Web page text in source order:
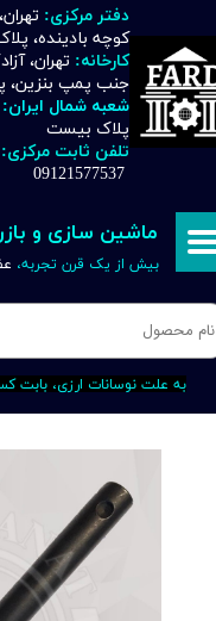
دفتر مرکزی:
کوچه بادینده،
کارخانه: تهران،
جنب پمپ بنزین،
شعبه شمال ایران:
پلاک بیست
تلفن ثابت مرکزی:
09121577537
ماشین سازی و
بیش از یک قرن تجربه،
حساب کاربری من
تغییر گذر واژه
خروج از حساب کاربری
به علت نوسانات ارزی، بابت